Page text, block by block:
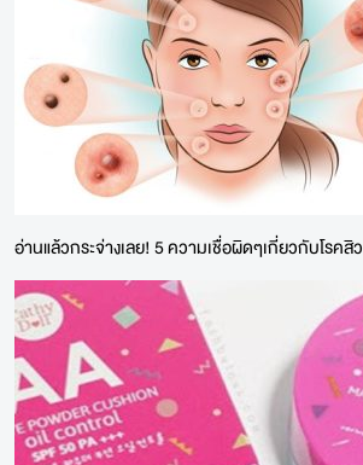
อ่านแล้วกระจ่างเลย! 5 ความเชื่อผิดๆเกี่ยวกับโรคสิว